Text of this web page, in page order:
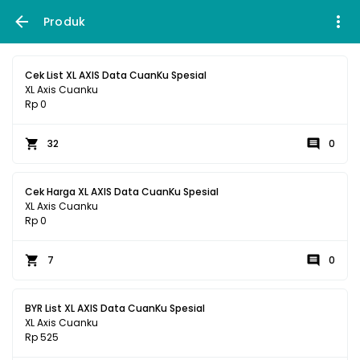
Produk
Cek List XL AXIS Data CuanKu Spesial
XL Axis Cuanku
Rp 0
32 0
Cek Harga XL AXIS Data CuanKu Spesial
XL Axis Cuanku
Rp 0
7 0
BYR List XL AXIS Data CuanKu Spesial
XL Axis Cuanku
Rp 525